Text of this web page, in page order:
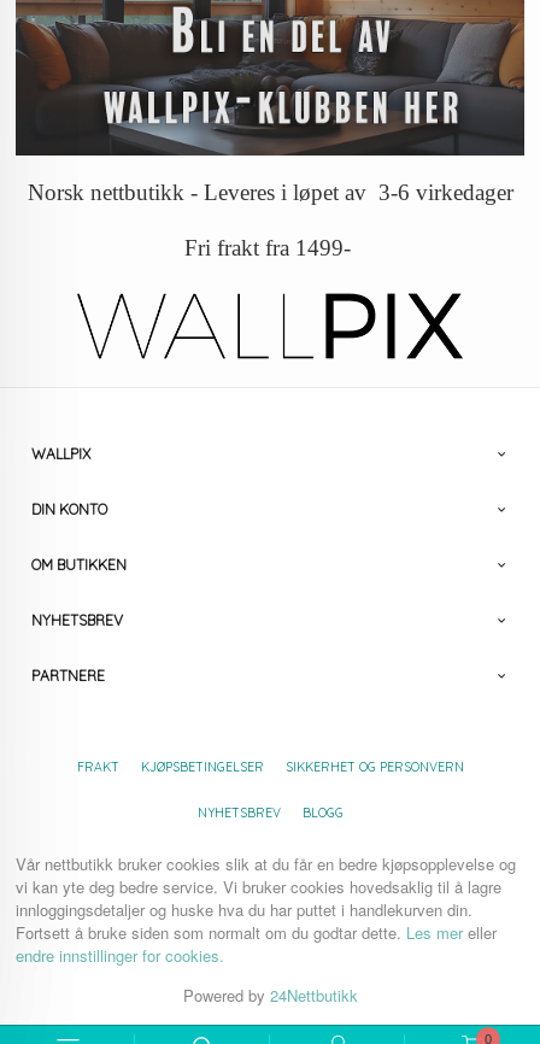
0
Norsk nettbutikk - Leveres i løpet av 3-6 virkedager
Fri frakt fra 1499-
WALLPIX
DIN KONTO
OM BUTIKKEN
NYHETSBREV
PARTNERE
FRAKT KJØPSBETINGELSER SIKKERHET OG PERSONVERN
NYHETSBREV BLOGG
Vår nettbutikk bruker cookies slik at du får en bedre kjøpsopplevelse og
vi kan yte deg bedre service. Vi bruker cookies hovedsaklig til å lagre
innloggingsdetaljer og huske hva du har puttet i handlekurven din.
Fortsett å bruke siden som normalt om du godtar dette. Les mereller
endre innstillinger for cookies.
Powered by 24Nettbutikk